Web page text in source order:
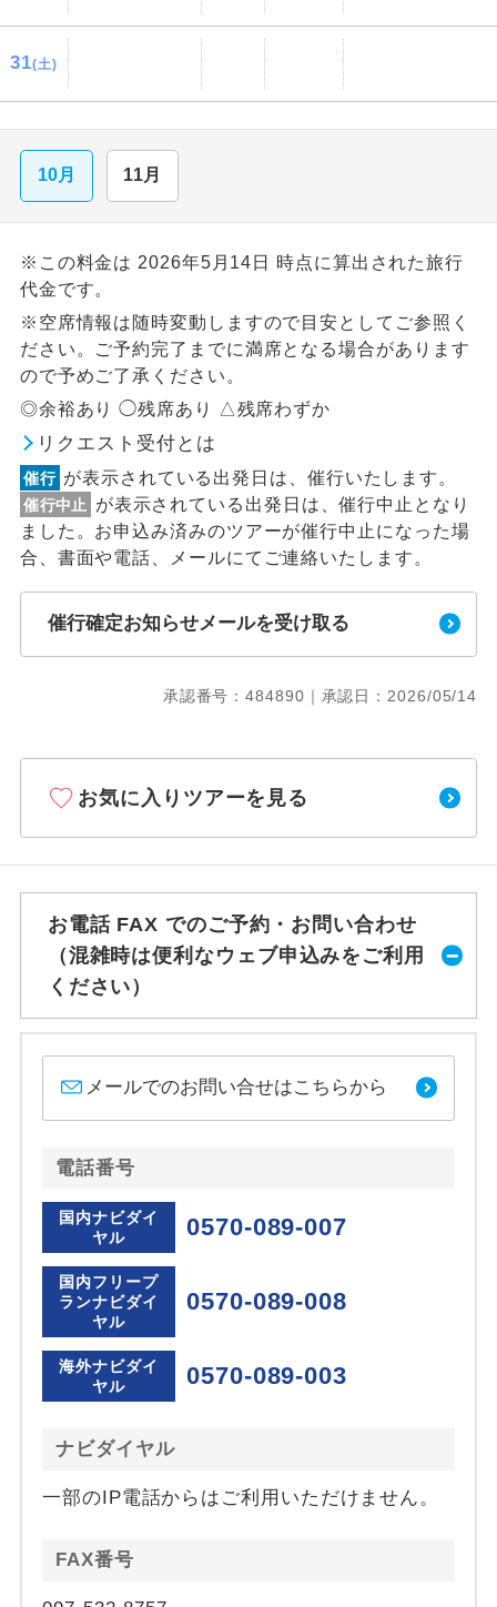
31(土)
10月 11月
※この料金は 2026年5月14日 時点に算出された旅行
代金です。
※空席情報は随時変動しますので目安としてご参照く
ださい。ご予約完了までに満席となる場合があります
ので予めご了承ください。
◎余裕あり ◯残席あり △残席わずか
リクエスト受付とは
催行 が表示されている出発日は、催行いたします。
催行中止
が表示されている出発日は、催行中止となり
ました。お申込み済みのツアーが催行中止になった場
合、書面や電話、メールにてご連絡いたします。
催行確定お知らせメールを受け取る
承認番号：484890｜承認日：2026/05/14
お気に入りツアーを見る
お電話 FAX でのご予約・お問い合わせ
（混雑時は便利なウェブ申込みをご利用
ください）
メールでのお問い合せはこちらから
電話番号
国内ナビダイ
ヤル
0570-089-007
国内フリープ
ランナビダイ
ヤル
0570-089-008
海外ナビダイ
ヤル
0570-089-003
ナビダイヤル
一部のIP電話からはご利用いただけません。
FAX番号